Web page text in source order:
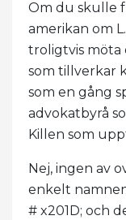
Om du skulle
amerikan om
troligtvis möta
som tillverkar
som en gång
advokatbyrå
Killen som
Nej, ingen av
enkelt
# x201D; och